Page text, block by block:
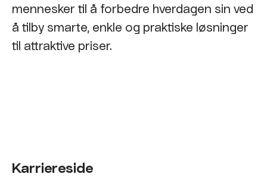
mennesker til å forbedre hverdagen sin ved
å tilby smarte, enkle og praktiske løsninger
til attraktive priser.
Karriereside